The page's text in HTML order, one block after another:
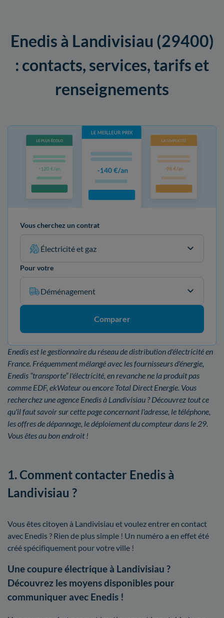
Enedis à Landivisiau (29400)
: contacts, services, tarifs et
renseignements
Vous cherchez un contrat
Électricité et gaz
Pour votre
Déménagement
Comparer
Enedis est le gestionnaire du réseau de distribution d'électricité en
France. Fréquemment mélangé avec les fournisseurs d'énergie,
Enedis “transporte” l'électricité, en revanche ne la produit pas
comme EDF, ekWateur ou encore Total Direct Energie. Vous
recherchez une agence Enedis à Landivisiau ? Découvrez tout ce
qu'il faut savoir sur cette page concernant l'adresse, le téléphone,
les offres de dépannage, le déploiement du compteur dans le 29.
Vous êtes au bon endroit !
1. Comment contacter Enedis à
Landivisiau ?
Vous êtes citoyen à Landivisiau et voulez entrer en contact
avec Enedis ? Rien de plus simple ! Un numéro a en effet été
créé spécifiquement pour votre ville !
Une coupure électrique à Landivisiau ?
Découvrez les moyens disponibles pour
communiquer avec Enedis !